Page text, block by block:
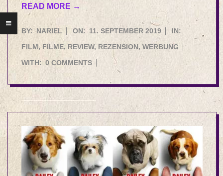
READ MORE →
2019-
09-
11
BY: NARIEL ON: 11. SEPTEMBER 2019 IN:
FILM , FILME, REVIEW, REZENSION ,WERBUNG
WITH: 0 COMMENTS